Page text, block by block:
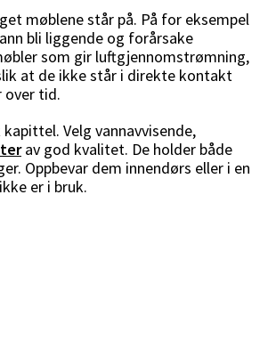
møblene står på. På for eksempel
bli liggende og forårsake
som gir luftgjennomstrømning,
at de ikke står i direkte kontakt
tid.
Velg vannavvisende,
av god kvalitet. De holder både
Oppbevar dem innendørs eller i en
er i bruk.